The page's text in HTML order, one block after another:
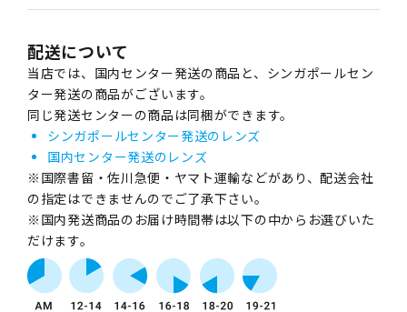
配送について
当店では、国内センター発送の商品と、シンガポールセン
ター発送の商品がございます。
同じ発送センターの商品は同梱ができます。
シンガポールセンター発送のレンズ
国内センター発送のレンズ
※国際書留・佐川急便・ヤマト運輸などがあり、配送会社
の指定はできませんのでご了承下さい。
※国内発送商品のお届け時間帯は以下の中からお選びいた
だけます。